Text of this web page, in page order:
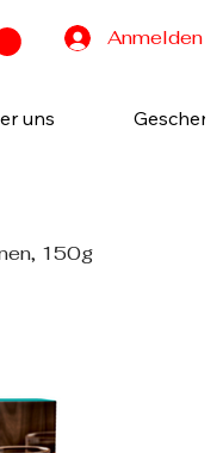
Anmelden
uns
150g